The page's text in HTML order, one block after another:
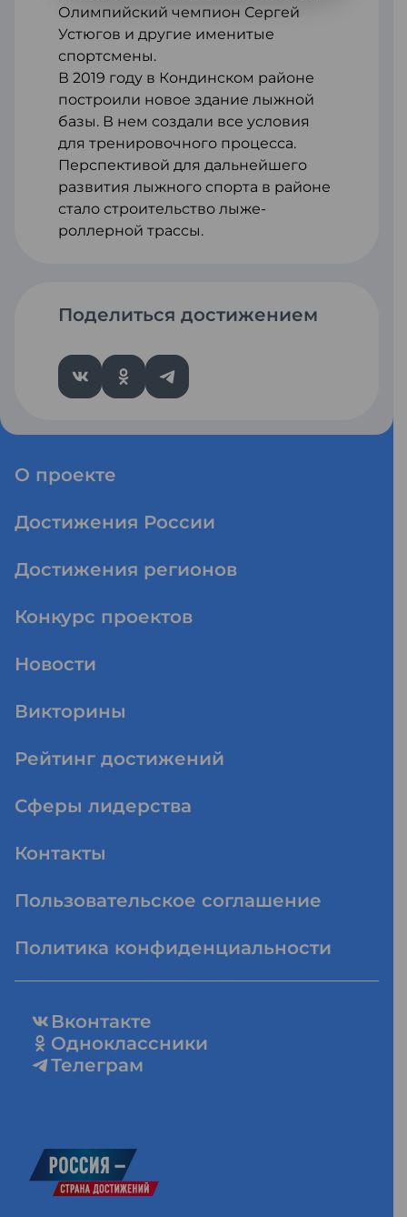
Поделиться достижением
Олимпийский чемпион Сергей
Устюгов и другие именитые
спортсмены.
В 2019 году в Кондинском районе
построили новое здание лыжной
базы. В нем создали все условия
для тренировочного процесса.
Перспективой для дальнейшего
развития лыжного спорта в районе
стало строительство лыже-
роллерной трассы.
О проекте
Достижения России
Достижения регионов
Конкурс проектов
Новости
Викторины
Рейтинг достижений
Сферы лидерства
Контакты
Пользовательское соглашение
Политика конфиденциальности
Вконтакте
Одноклассники
Телеграм